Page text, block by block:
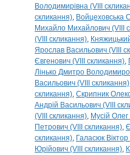
Володимирівна (VIII
скликання) Войцеховська
Михайло Михайлович (VIII
(VIII скликання)
Ярослав Васильович (VIII
Євгенович (VIII скликання)
Лінько Дмитро
Васильович (VIII скликання)
скликання) Скрипник
Андрій Васильович (VIII
(VIII скликання) Мусій
Петрович (VIII скликання)
скликання) Галасюк
Юрійович (VIII скликання)